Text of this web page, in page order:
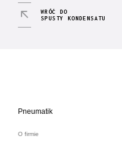
WRÓĆ DO
SPUSTY KONDENSATU
Pneumatik
O firmie